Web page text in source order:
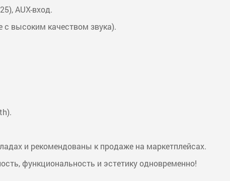
AUX-вход.
с высоким качеством звука).
и рекомендованы к продаже на маркетплейсах.
функциональность и эстетику одновременно!